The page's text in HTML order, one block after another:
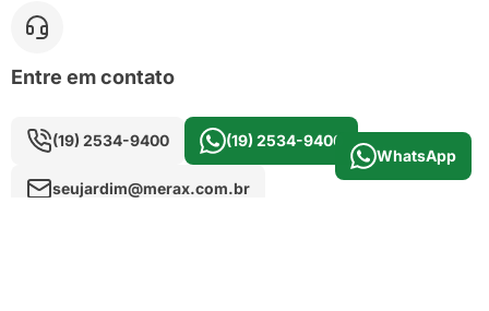
WhatsApp
Entre em contato
(19) 2534-9400 (19) 2534-9400
seujardim@merax.com.br